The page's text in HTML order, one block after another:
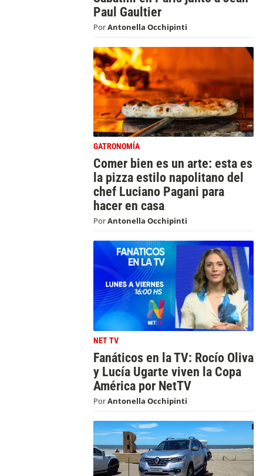
Paul Gaultier
PorAntonella Occhipinti
GATRONOMÍA
Comer bien es un arte: esta es
la pizza estilo napolitano del
chef Luciano Pagani para
hacer en casa
PorAntonella Occhipinti
NET TV
Fanáticos en la TV: Rocío Oliva
y Lucía Ugarte viven la Copa
América por NetTV
PorAntonella Occhipinti